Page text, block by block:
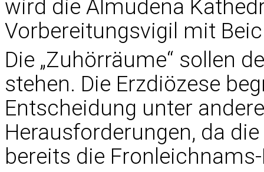
wird die Almudena
Vorbereitungsvigil mit
Die „Zuhörräume“ sollen
stehen. Die Erzdiözese
Entscheidung unter
Herausforderungen, da
bereits die